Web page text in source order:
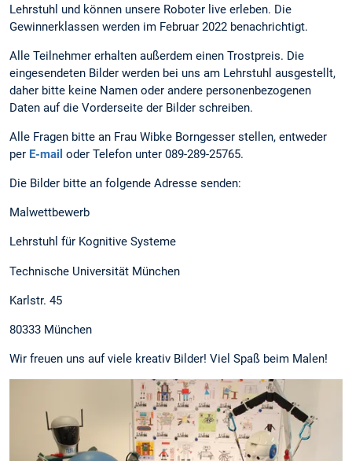
Lehrstuhl und können unsere Roboter live erleben. Die
Gewinnerklassen werden im Februar 2022 benachrichtigt.
Alle Teilnehmer erhalten außerdem einen Trostpreis. Die
eingesendeten Bilder werden bei uns am Lehrstuhl ausgestellt,
daher bitte keine Namen oder andere personenbezogenen
Daten auf die Vorderseite der Bilder schreiben.
Alle Fragen bitte an Frau Wibke Borngesser stellen, entweder
per E-mail oder Telefon unter 089-289-25765.
Die Bilder bitte an folgende Adresse senden:
Malwettbewerb
Lehrstuhl für Kognitive Systeme
Technische Universität München
Karlstr. 45
80333 München
Wir freuen uns auf viele kreativ Bilder! Viel Spaß beim Malen!